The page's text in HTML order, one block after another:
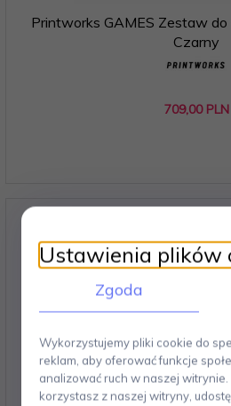
Printworks GAMES Zestaw
Czarny
709,00 PLN
Ustawienia plików
Zgoda
Wykorzystujemy pliki cookie do
reklam, aby oferować funkcje
analizować ruch w naszej witrynie.
korzystasz z naszej witryny,